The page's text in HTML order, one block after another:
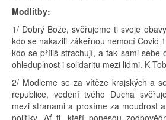
Modlitby:
1/ Dobrý Bože, svěřujeme ti svoje
kdo se nakazili zákeřnou nemocí Covid
kdo se příliš strachují, a tak sami sebe
ohleduplnost i solidaritu mezi lidmi. K
2/ Modleme se za vítěze krajských a
republice, vedení tvého Ducha
mezi stranami a prosíme za moudrost
politiky. Ať ti, kteří ponesou